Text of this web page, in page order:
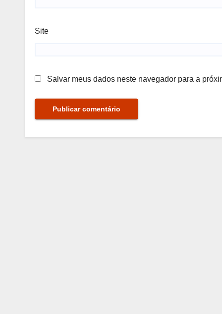
Site
Salvar meus dados neste navegador para a